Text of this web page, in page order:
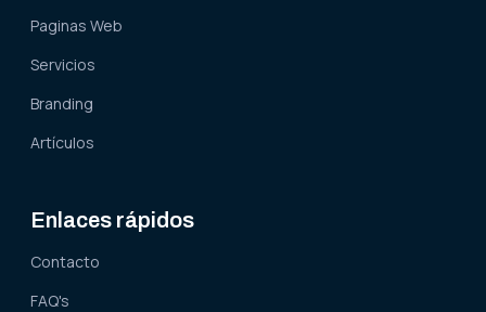
Paginas Web
Servicios
Branding
Artículos
Enlaces rápidos
Contacto
FAQ's